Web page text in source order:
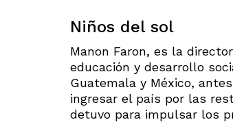
Niños del sol
Manon Faron, es la
educación y desarrollo
Guatemala y México,
ingresar el país por las
detuvo para impulsar los